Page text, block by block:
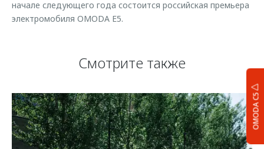
OMODA C5
начале следующего года состоится российская премьера
электромобиля OMODA E5.
Смотрите также